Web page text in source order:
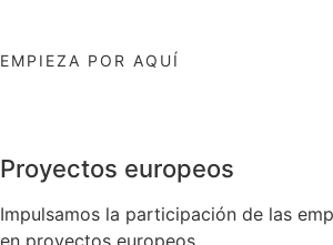
EMPIEZA POR AQUÍ
Proyectos europeos
Impulsamos la participación de las
en proyectos europeos ...